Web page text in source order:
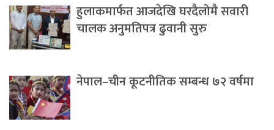
हुलाकमार्फत आजदेखि घरदैलोमै सवारी
चालक अनुमतिपत्र ढुवानी सुरु
नेपाल–चीन कूटनीतिक सम्बन्ध ७२ वर्षमा